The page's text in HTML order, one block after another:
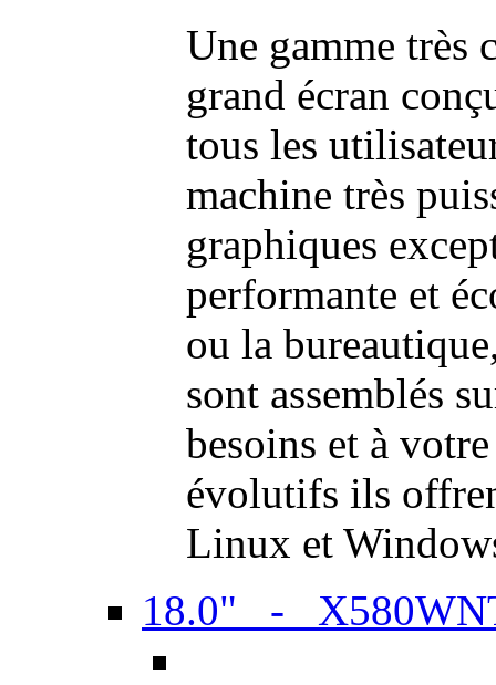
Une gamme très
grand écran
tous les
machine très
graphiques
performante et
ou la
sont assemblés
besoins et à
évolutifs ils
Linux et
18.0" -